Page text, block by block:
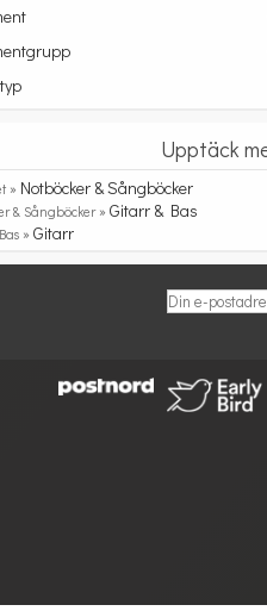
Upptäck
» Notböcker & Sångböcker
& Sångböcker »Gitarr & Bas
»Gitarr